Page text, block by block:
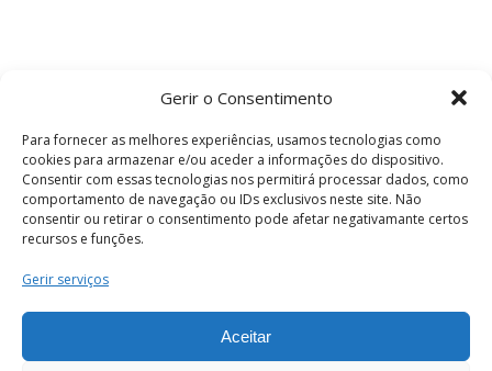
Gerir o Consentimento
Para fornecer as melhores experiências, usamos tecnologias como
cookies para armazenar e/ou aceder a informações do dispositivo.
Consentir com essas tecnologias nos permitirá processar dados, como
comportamento de navegação ou IDs exclusivos neste site. Não
consentir ou retirar o consentimento pode afetar negativamante certos
recursos e funções.
Gerir serviços
Aceitar
Termos e Condições